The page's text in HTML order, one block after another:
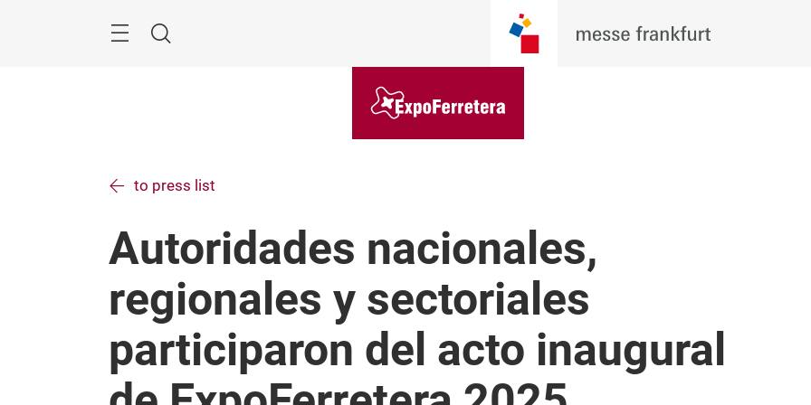
Search
to press list
Autoridades nacionales,
regionales y sectoriales
participaron del acto inaugural